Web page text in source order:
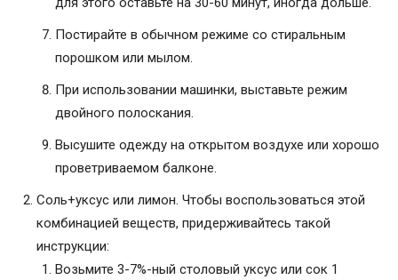
Постирайте в обычном режиме со стиральным
порошком или мылом.
При использовании машинки, выставьте режим
двойного полоскания.
Высушите одежду на открытом воздухе или хорошо
проветриваемом балконе.
Соль+уксус или лимон. Чтобы воспользоваться этой
комбинацией веществ, придерживайтесь такой
инструкции:
Возьмите 3-7%-ный столовый уксус или сок 1